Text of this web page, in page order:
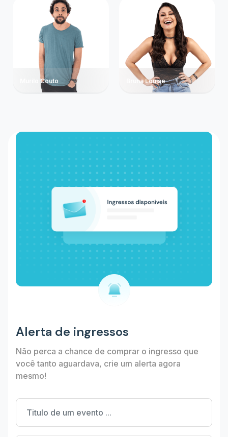
Murilo Couto Bruna Louise
Alerta de ingressos
Não perca a chance de comprar o ingresso que
você tanto aguardava, crie um alerta agora
mesmo!